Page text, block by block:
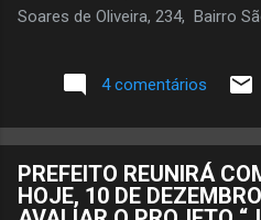
Soares de Oliveira, 234, Bairro
4 comentários
PREFEITO REUNIRÁ
HOJE, 10 DE